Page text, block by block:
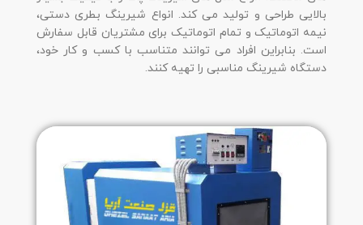
بالایی طراحی و تولید می کند. انواع شیرینگ بطری دستی،
نیمه اتوماتیک و تمام اتوماتیک برای مشتریان قابل سفارش
است. بنابراین افراد می توانند متناسب با کسب و کار خود،
دستگاه شیرینگ مناسبی را تهیه کنند.